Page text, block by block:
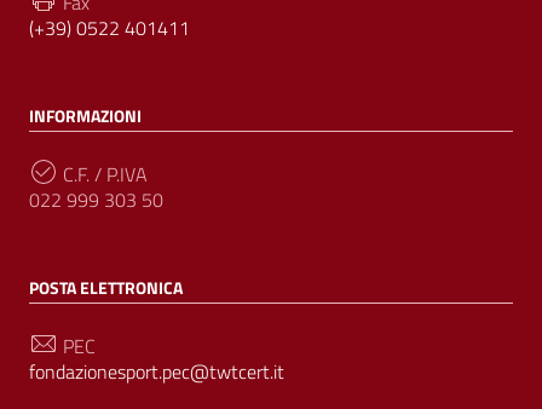
(+39) 0522 401411
INFORMAZIONI
C.F. / P.IVA
022 999 303 50
POSTA ELETTRONICA
PEC
fondazionesport.pec@twtcert.it